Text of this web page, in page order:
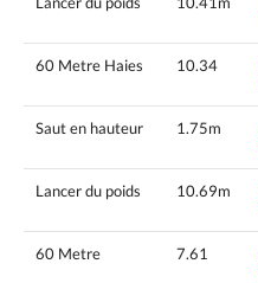
60 Metre Haies 10.34
Saut en hauteur 1.75m
Lancer du poids 10.69m
60 Metre 7.61